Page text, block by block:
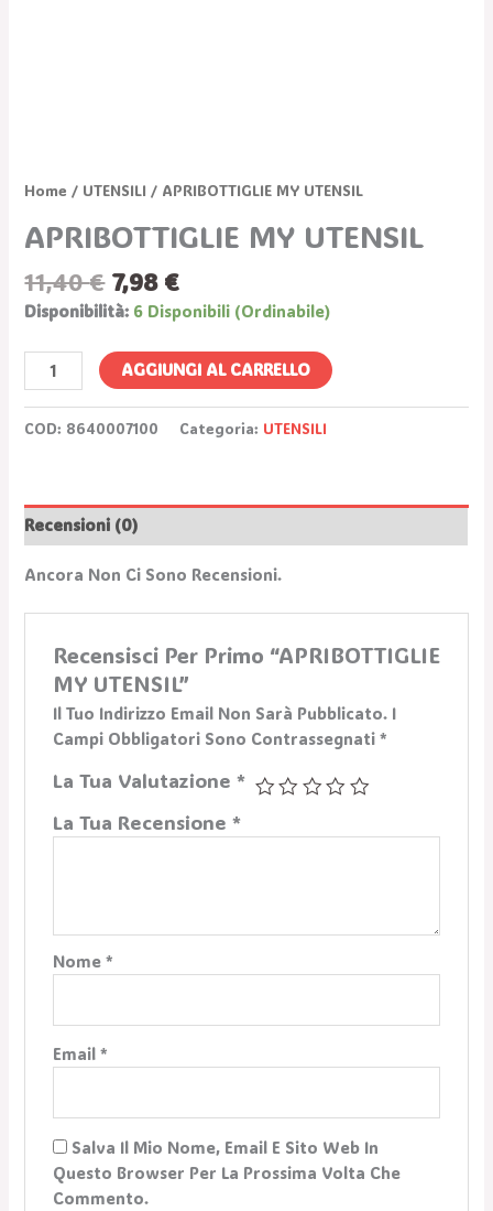
Home / UTENSILI / APRIBOTTIGLIE MY UTENSIL
APRIBOTTIGLIE MY UTENSIL
11,40€ 7,98 €
Disponibilità: 6 Disponibili (ordinabile)
AGGIUNGI AL CARRELLO
COD: 8640007100 Categoria: UTENSILI
Recensioni (0)
Ancora Non Ci Sono Recensioni.
Recensisci Per Primo “APRIBOTTIGLIE
MY UTENSIL”
Il Tuo Indirizzo Email Non Sarà Pubblicato. I
Campi Obbligatori Sono Contrassegnati *
La Tua Valutazione *
La Tua Recensione *
Nome *
Email *
Salva Il Mio Nome, Email E Sito Web In
Questo Browser Per La Prossima Volta Che
Commento.